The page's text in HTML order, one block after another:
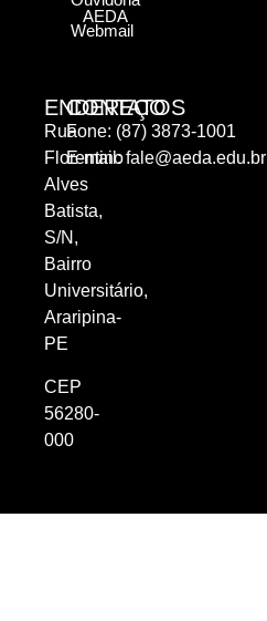
ENDEREÇO
Rua
Florentino
Alves
Batista,
S/N,
Bairro
Universitário,
Araripina-
PE
CEP
56280-
000
CONTATOS
Fone: (87) 3873-1001
E-mail:fale@aeda.edu.br
AEDA
Webmail